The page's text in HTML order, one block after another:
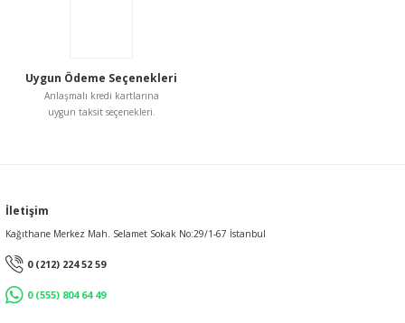
Uygun Ödeme Seçenekleri
Anlaşmalı kredi kartlarına
uygun taksit seçenekleri.
İletişim
Kağıthane Merkez Mah. Selamet Sokak No:29/1-67 İstanbul
0 (212) 224 52 59
0 (555) 804 64 49